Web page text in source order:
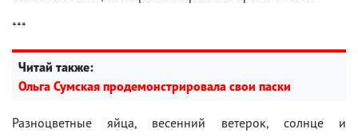
***
Читай также:
Ольга Сумская продемонстрировала свои паски
Разноцветные яйца, весенний ветерок, солнце и